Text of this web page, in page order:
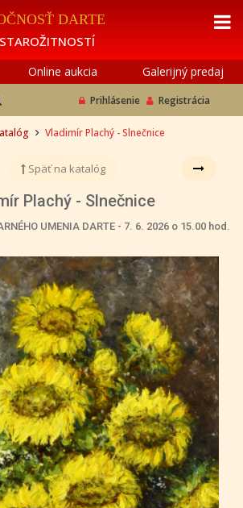
DARTE
Online aukcia Galerijný predaj
Prihlásenie Registrácia
Vladimír Plachý - Slnečnice
Späť na katalóg
Plachý - Slnečnice
UMENIA DARTE - 7. 6. 2026 o 15.00 hod.